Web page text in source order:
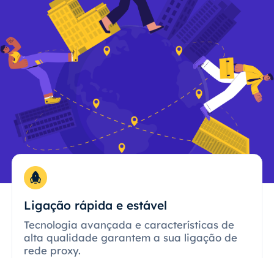
Ligação rápida e estável
Tecnologia avançada e características de
alta qualidade garantem a sua ligação de
rede proxy.